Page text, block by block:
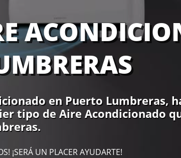
en Puerto Lumbreras,
tipo de Aire Acondicionado
¡SERÁ UN PLACER AYUDARTE!